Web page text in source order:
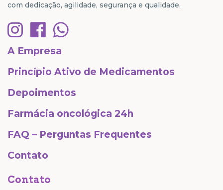
com dedicação, agilidade, segurança e qualidade.
A Empresa
Princípio Ativo de Medicamentos
Depoimentos
Farmácia oncológica 24h
FAQ – Perguntas Frequentes
Contato
Contato